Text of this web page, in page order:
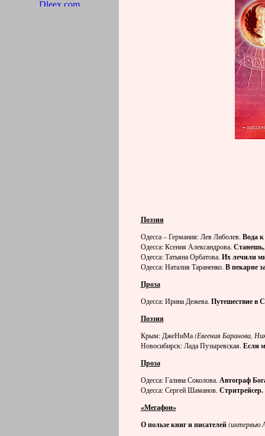
Поэзия
Одесса – Германия: Лев Либолев. Вода к
Одесса: Ксения Александрова.
Одесса: Татьяна Орбатова. Их лечили
Одесса: Наталия Тараненко. В пекарне
Проза
Одесса: Ирина Дежева. Путешествие в
Поэзия
Крым: ДжеНиМа(Евгения Баранова,
Новосибирск: Лада Пузыревская. Если
Проза
Одесса: Галина Соколова. Автограф
Одесса: Сергей Шаманов. Стритрейсер.
«Мегафон»
О пользе книг и писателей(интервью